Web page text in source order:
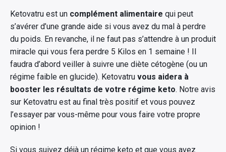
Ketovatru est un complément alimentaire qui peut
s’avérer d’une grande aide si vous avez du mal à perdre
du poids. En revanche, il ne faut pas s’attendre à un produit
miracle qui vous fera perdre 5 Kilos en 1 semaine ! Il
faudra d’abord veiller à suivre une diète cétogène (ou un
régime faible en glucide). Ketovatru vous aidera à
booster les résultats de votre régime keto. Notre avis
sur Ketovatru est au final très positif et vous pouvez
l’essayer par vous-même pour vous faire votre propre
opinion !
Si vous suivez déjà un régime keto et que vous avez